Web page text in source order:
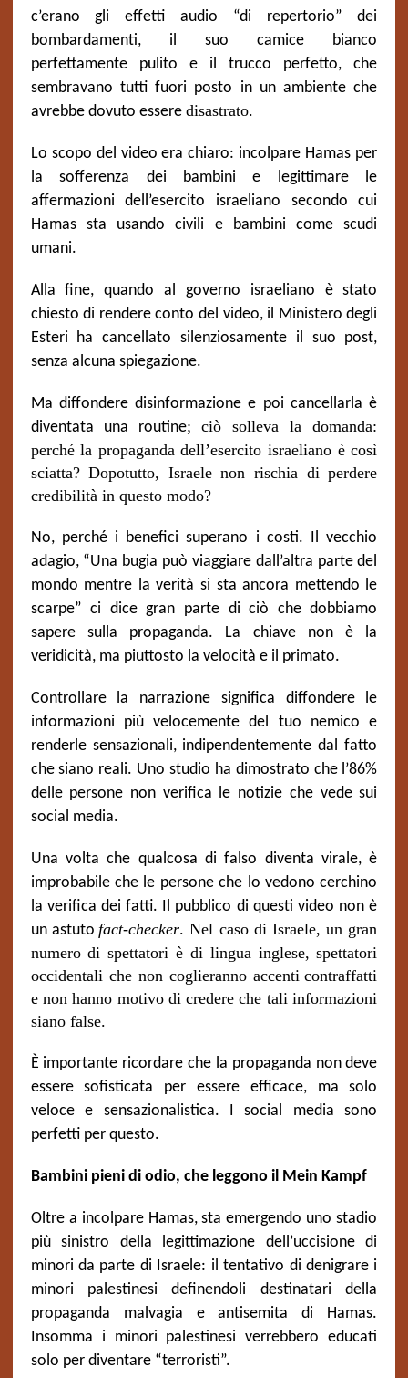
c’erano gli effetti audio “di repertorio” dei
bombardamenti, il suo camice bianco
perfettamente pulito e il trucco perfetto, che
sembravano tutti fuori posto in un ambiente che
avrebbe dovuto essere disastrato.
Lo scopo del video era chiaro: incolpare Hamas per
la sofferenza dei bambini e legittimare le
affermazioni dell’esercito israeliano secondo cui
Hamas sta usando civili e bambini come scudi
umani.
Alla fine, quando al governo israeliano è stato
chiesto di rendere conto del video, il Ministero degli
Esteri ha cancellato silenziosamente il suo post,
senza alcuna spiegazione.
Ma diffondere disinformazione e poi cancellarla è
diventata una routine; ciò solleva la domanda:
perché la propaganda dell’esercito israeliano è così
sciatta? Dopotutto, Israele non rischia di perdere
credibilità in questo modo?
No, perché i benefici superano i costi. Il vecchio
adagio, “Una bugia può viaggiare dall’altra parte del
mondo mentre la verità si sta ancora mettendo le
scarpe” ci dice gran parte di ciò che dobbiamo
sapere sulla propaganda. La chiave non è la
veridicità, ma piuttosto la velocità e il primato.
Controllare la narrazione significa diffondere le
informazioni più velocemente del tuo nemico e
renderle sensazionali, indipendentemente dal fatto
che siano reali. Uno studio ha dimostrato che l’86%
delle persone non verifica le notizie che vede sui
social media.
Una volta che qualcosa di falso diventa virale, è
improbabile che le persone che lo vedono cerchino
la verifica dei fatti. Il pubblico di questi video non è
un astuto fact-checker. Nel caso di Israele, un gran
numero di spettatori è di lingua inglese, spettatori
occidentali che non coglieranno accenti contraffatti
e non hanno motivo di credere che tali informazioni
siano false.
È importante ricordare che la propaganda non deve
essere sofisticata per essere efficace, ma solo
veloce e sensazionalistica. I social media sono
perfetti per questo.
Bambini pieni di odio, che leggono il Mein Kampf
Oltre a incolpare Hamas, sta emergendo uno stadio
più sinistro della legittimazione dell’uccisione di
minori da parte di Israele: il tentativo di denigrare i
minori palestinesi definendoli destinatari della
propaganda malvagia e antisemita di Hamas.
Insomma i minori palestinesi verrebbero educati
solo per diventare “terroristi”.